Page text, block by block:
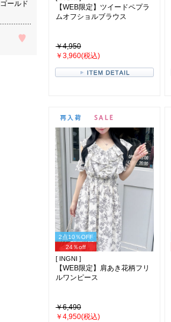
ゴールド
【WEB限定】ツイードペプラ
ムオフショルブラウス
￥4,950
￥3,960(税込)
2点10％OFF
24％off
[ INGNI ]
【WEB限定】肩あき花柄フリ
ルワンピース
￥6,490
￥4,950(税込)